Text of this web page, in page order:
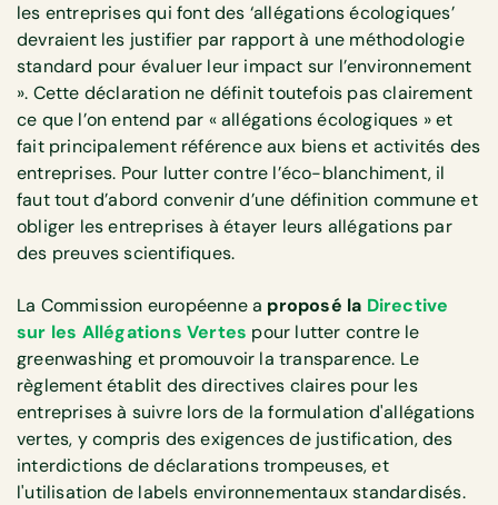
les entreprises qui font des ‘allégations écologiques’
devraient les justifier par rapport à une méthodologie
standard pour évaluer leur impact sur l’environnement
». Cette déclaration ne définit toutefois pas clairement
ce que l’on entend par « allégations écologiques » et
fait principalement référence aux biens et activités des
entreprises. Pour lutter contre l’éco-blanchiment, il
faut tout d’abord convenir d’une définition commune et
obliger les entreprises à étayer leurs allégations par
des preuves scientifiques.
La Commission européenne a proposé la Directive
sur les Allégations Vertes pour lutter contre le
greenwashing et promouvoir la transparence. Le
règlement établit des directives claires pour les
entreprises à suivre lors de la formulation d'allégations
vertes, y compris des exigences de justification, des
interdictions de déclarations trompeuses, et
l'utilisation de labels environnementaux standardisés.